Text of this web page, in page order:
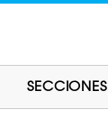
SECCIONES